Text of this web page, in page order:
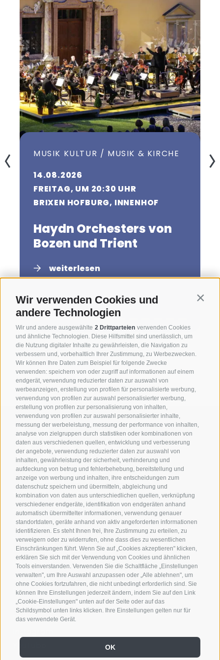
Wir verwenden Cookies und
andere Technologien
Wir und andere ausgewählte 2 Drittparteien verwenden Cookies
und ähnliche Technologien. Diese Hilfsmittel sind unerlässlich, um
die Nutzung digitaler Inhalte zu gewährleisten, die Navigation zu
verbessern und, vorbehaltlich Ihrer Zustimmung, zu Werbezwecken.
Wir können Ihre Daten zum Beispiel für folgende Zwecke
verwenden: speichern von oder zugriff auf informationen auf einem
endgerät, verwendung reduzierter daten zur auswahl von
werbeanzeigen, erstellung von profilen für personalisierte werbung,
verwendung von profilen zur auswahl personalisierter werbung,
erstellung von profilen zur personalisierung von inhalten,
verwendung von profilen zur auswahl personalisierter inhalte,
messung der werbeleistung, messung der performance von inhalten,
analyse von zielgruppen durch statistiken oder kombinationen von
daten aus verschiedenen quellen, entwicklung und verbesserung
der angebote, verwendung reduzierter daten zur auswahl von
inhalten, gewährleistung der sicherheit, verhinderung und
aufdeckung von betrug und fehlerbehebung, bereitstellung und
anzeige von werbung und inhalten, ihre entscheidungen zum
datenschutz speichern und übermitteln, abgleichung und
kombination von daten aus unterschiedlichen quellen, verknüpfung
verschiedener endgeräte, identifikation von endgeräten anhand
automatisch übermittelter informationen, verwendung genauer
standortdaten, geräte anhand von aktiv angeforderten informationen
identifizieren. Es steht Ihnen frei, Ihre Zustimmung zu erteilen, zu
verweigern oder zu widerrufen, ohne dass dies zu wesentlichen
Einschränkungen führt. Wenn Sie auf „Cookies akzeptieren" klicken,
erklären Sie sich mit der Verwendung von Cookies und ähnlichen
Tools einverstanden. Verwenden Sie die Schaltfläche „Einstellungen
verwalten", um Ihre Auswahl anzupassen oder „Alle ablehnen", um
ohne Cookies fortzufahren, die nicht unbedingt erforderlich sind. Sie
können Ihre Einstellungen jederzeit ändern, indem Sie auf den Link
„Cookie-Einstellungen" unten auf der Seite oder auf das
Schildsymbol unten links klicken. Ihre Einstellungen gelten nur für
das verwendete Gerät.
OK
Samstag:
von Ostern bis Ende Oktober von 9:00 -
13:00 Uhr
MUSIK KULTUR / MUSIK & KIRCHE
14.08.2026
FREITAG, UM 20:30 UHR
BRIXEN HOFBURG, INNENHOF
Haydn Orchesters von
Bozen und Trient
weiterlesen
Stiftung Musik Brixen
Großer Graben 29
39042 Brixen
Südtirol
info@musikbrixen.it
Impressum
Cookie-Richtlinie
Privacy
Cookie Präferenzen
Facebook